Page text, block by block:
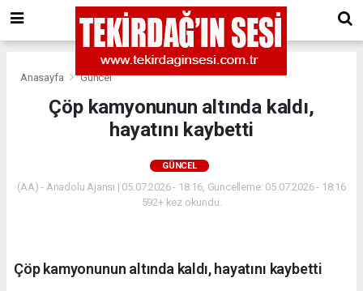
Anasayfa Güncel
Çöp kamyonunun altında kaldı,
hayatını kaybetti
GÜNCEL
(AA) - Anadolu Ajansı | 05.07.2026 - 18:16, Güncelleme: 05.07.2026 - 18:16
592+ kez okundu.
Çöp kamyonunun altında kaldı, hayatını kaybetti